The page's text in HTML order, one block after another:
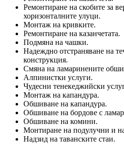
Ремонтиране на скобите за
хоризонталните улуци.
Монтаж на кривките.
Ремонтиране на казанчетата.
Подмяна на чашки.
Надеждно отстраняване на
конструкция.
Смяна на ламаринените
Алпинистки услуги.
Чудесни тенекеджийски
Монтаж на капандура.
Обшиване на капандура.
Обшиване на бордове с
Обшиване на комини.
Монтиране на подулучни и
Надзид на таванските стаи.